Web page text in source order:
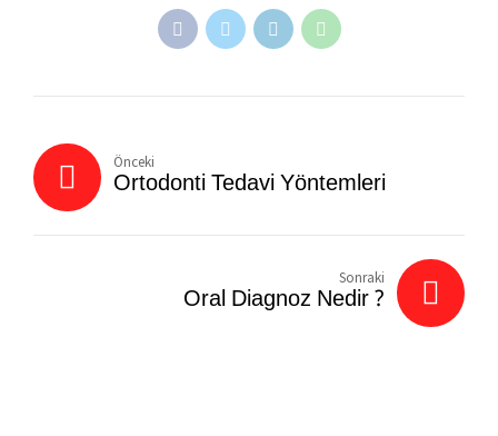
Önceki
Ortodonti Tedavi Yöntemleri
Sonraki
Oral Diagnoz Nedir ?